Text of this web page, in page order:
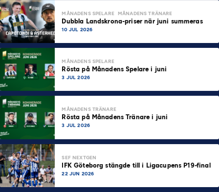
MÅNADENS SPELARE MÅNADENS TRÄNARE
Dubbla Landskrona-priser när juni summeras
10 JUL 2026
MÅNADENS SPELARE
Rösta på Månadens Spelare i juni
3 JUL 2026
MÅNADENS TRÄNARE
Rösta på Månadens Tränare i juni
3 JUL 2026
SEF NEXTGEN
IFK Göteborg stängde till i Ligacupens P19-final
22 JUN 2026